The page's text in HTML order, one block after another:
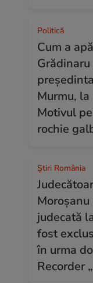
Politică
Cum a
Murmu,
Motivul
rochie
Știri România
judecată
fost
în urma
Recorder